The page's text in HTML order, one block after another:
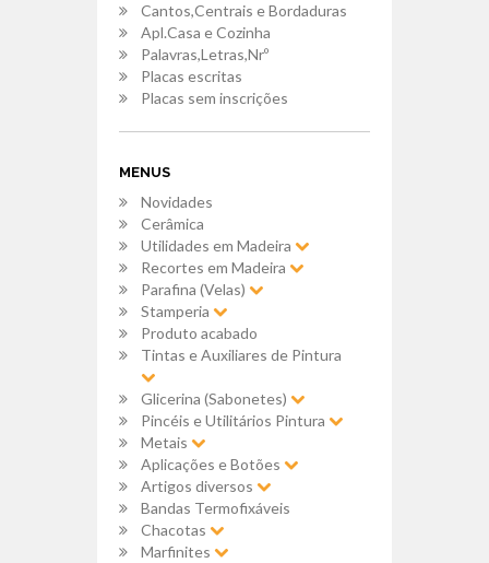
Cantos,Centrais e Bordaduras
Apl.Casa e Cozinha
Palavras,Letras,Nrº
Placas escritas
Placas sem inscrições
MENUS
Novidades
Cerâmica
Utilidades em Madeira
Recortes em Madeira
Parafina (Velas)
Stamperia
Produto acabado
Tintas e Auxiliares de Pintura
Glicerina (Sabonetes)
Pincéis e Utilitários Pintura
Metais
Aplicações e Botões
Artigos diversos
Bandas Termofixáveis
Chacotas
Marfinites